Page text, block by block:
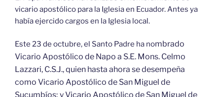
vicario apostólico para la Iglesia en Ecuador. Antes ya
había ejercido cargos en la Iglesia local.
Este 23 de octubre, el Santo Padre ha nombrado
Vicario Apostólico de Napo a S.E. Mons. Celmo
Lazzari, C.S.J., quien hasta ahora se desempeña
como Vicario Apostólico de San Miguel de
Sucumbíos; y Vicario Apostólico de San Miguel de